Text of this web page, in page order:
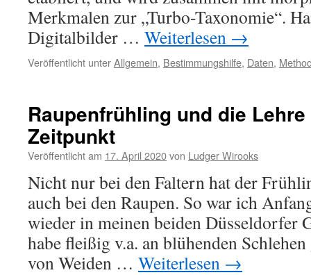
Merkmalen zur „Turbo-Taxonomie“.
Digitalbilder … Weiterlesen →
Veröffentlicht unterAllgemein, Bestimmungshilfe, Daten,
Raupenfrühling und die
Zeitpunkt
Veröffentlicht am 17. April 2020von Ludger Wirooks
Nicht nur bei den Faltern hat der
auch bei den Raupen. So war ich
wieder in meinen beiden Düsseldorfer
habe fleißig v.a. an blühenden
von Weiden … Weiterlesen →